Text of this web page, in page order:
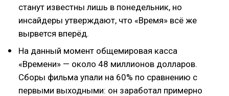
станут известны лишь в понедельник, но
инсайдеры утверждают, что «Время» всё же
вырвется вперёд.
На данный момент общемировая касса
«Времени» — около 48 миллионов долларов.
Сборы фильма упали на 60% по сравнению с
первыми выходными: он заработал примерно